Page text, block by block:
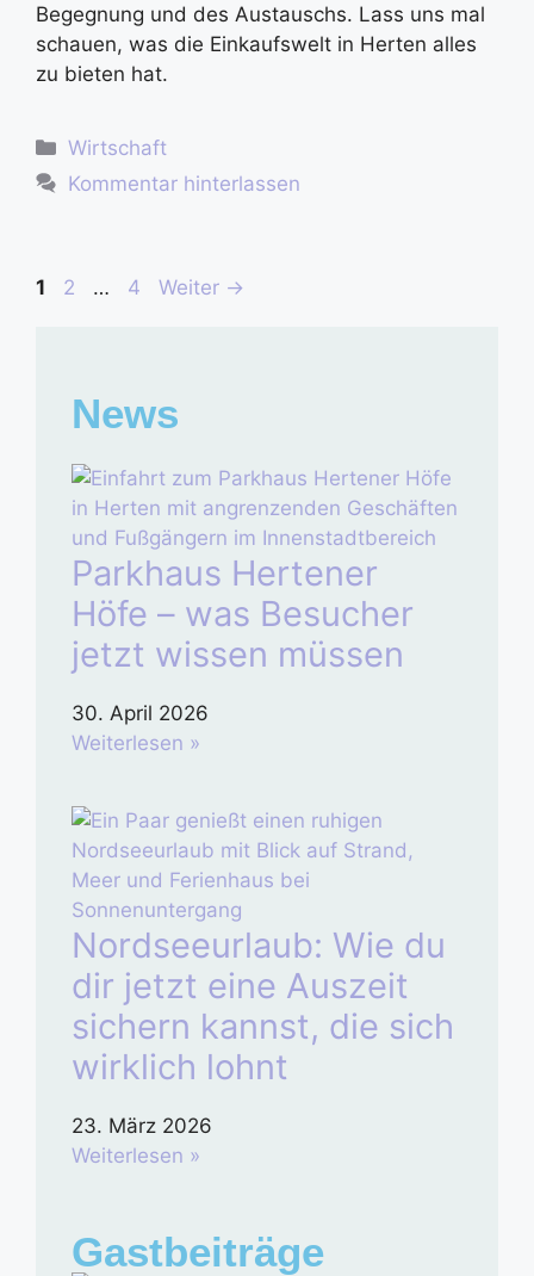
Begegnung und des Austauschs. Lass uns mal
schauen, was die Einkaufswelt in Herten alles
zu bieten hat.
Wirtschaft
Kommentar hinterlassen
1 2 … 4 Weiter →
News
Parkhaus Hertener
Höfe – was Besucher
jetzt wissen müssen
30. April 2026
Weiterlesen »
Nordseeurlaub: Wie du
dir jetzt eine Auszeit
sichern kannst, die sich
wirklich lohnt
23. März 2026
Weiterlesen »
Gastbeiträge